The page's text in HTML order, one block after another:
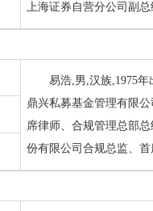
上海证券自营分公司副
易浩,男,汉族,1975
鼎兴私募基金管理有限
席律师、合规管理总部
份有限公司合规总监、